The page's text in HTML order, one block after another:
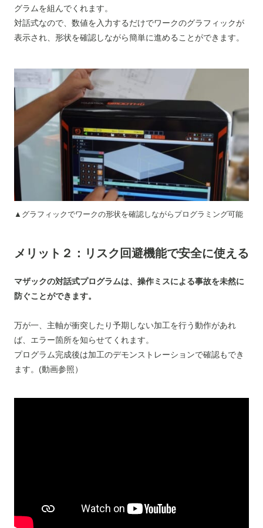
グラムを組んでくれます。
対話式なので、数値を入力するだけでワークのグラフィックが
表示され、形状を確認しながら簡単に進めることができます。
▲グラフィックでワークの形状を確認しながらプログラミング可能
メリット２：リスク回避機能で安全に使える
マザックの対話式プログラムは、操作ミスによる事故を未然に
防ぐことができます。
万が一、主軸が衝突したり予期しない加工を行う動作があれ
ば、エラー箇所を知らせてくれます。
プログラム完成後は加工のデモンストレーションで確認もでき
ます。(動画参照）